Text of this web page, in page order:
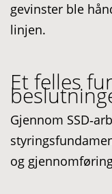
gevinster ble
linjen.
Et felles
Gjennom
og